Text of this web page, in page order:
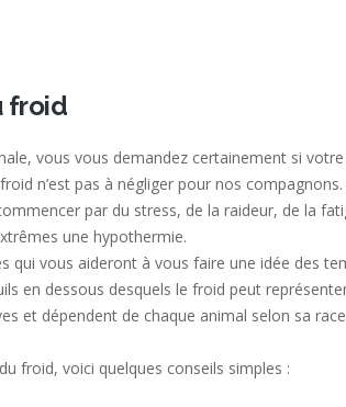
froid
vous vous demandez certainement si
n’est pas à négliger pour nos
par du stress, de la raideur, de la
une hypothermie.
qui vous aideront à vous faire une idée des
en dessous desquels le froid peut
et dépendent de chaque animal selon sa
froid, voici quelques conseils simples :